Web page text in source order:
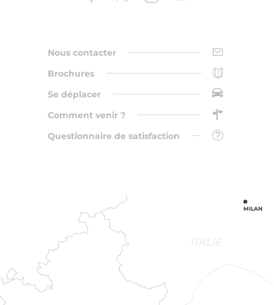
Nous contacter
Brochures
Se déplacer
Comment venir ?
Questionnaire de satisfaction
ITALIE
MILAN